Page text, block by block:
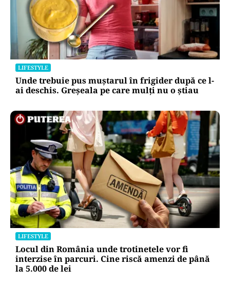
LIFESTYLE
Unde trebuie pus muștarul în frigider după ce l-
ai deschis. Greșeala pe care mulți nu o știau
LIFESTYLE
Locul din România unde trotinetele vor fi
interzise în parcuri. Cine riscă amenzi de până
la 5.000 de lei